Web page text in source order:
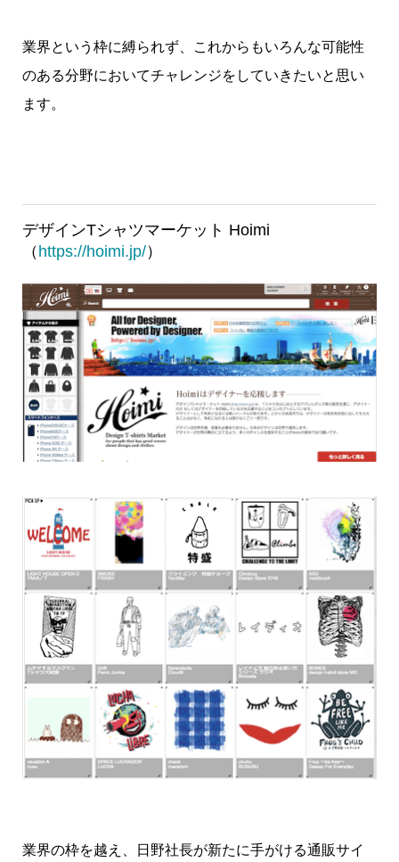
業界という枠に縛られず、これからもいろんな可能性
のある分野においてチャレンジをしていきたいと思い
ます。
デザインTシャツマーケット Hoimi
（ https://hoimi.jp/）
業界の枠を越え、日野社長が新たに手がける通販サイ